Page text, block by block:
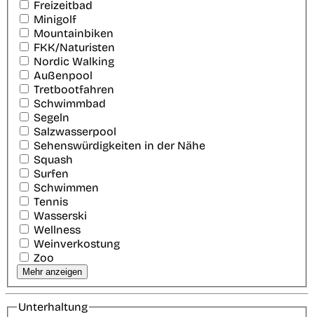
Freizeitbad
Minigolf
Mountainbiken
FKK/Naturisten
Nordic Walking
Außenpool
Tretbootfahren
Schwimmbad
Segeln
Salzwasserpool
Sehenswürdigkeiten in der Nähe
Squash
Surfen
Schwimmen
Tennis
Wasserski
Wellness
Weinverkostung
Zoo
Mehr anzeigen
Unterhaltung